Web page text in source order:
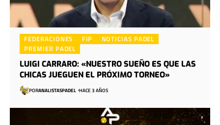
FEDERACIONES FIP
NOTICIAS PADEL
PREMIER PADEL
LUIGI CARRARO: «NUESTRO SUEÑO ES QUE LAS
CHICAS JUEGUEN EL PRÓXIMO TORNEO»
PORANALISTASPADEL HACE 3 AÑOS